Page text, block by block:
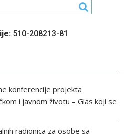
510-208213-81
konferencije projekta
i javnom životu – Glas koji se
radionica za osobe sa